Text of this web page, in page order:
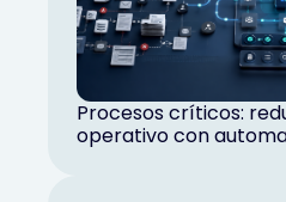
Procesos críticos:
operativo con